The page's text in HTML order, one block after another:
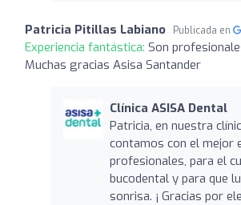
Patricia Pitillas Labiano Publicada en
Experiencia fantástica: Son
Muchas gracias Asisa Santander
Clínica ASISA Dental
Patricia, en nuestra
contamos con el mejor
profesionales, para el
bucodental y para que
sonrisa. ¡ Gracias por